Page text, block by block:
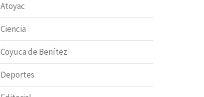
Atoyac
Ciencia
Coyuca de Benítez
Deportes